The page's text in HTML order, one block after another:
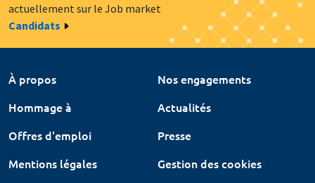
actuellement sur le Job market
Candidats
À propos
Nos engagements
Hommage à
Actualités
Offres d'emploi
Presse
Mentions légales
Gestion des cookies